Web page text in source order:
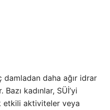
damladan daha ağır idrar
kadınlar, SÜİ’yi
etkili aktiviteler veya